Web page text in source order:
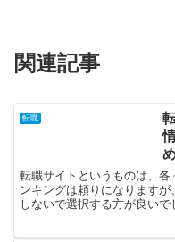
関連記事
転職
転職サイトというものは、
ンキングは頼りになります
しないで選択する方が良いで